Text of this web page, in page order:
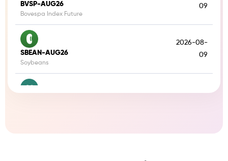
PALLAD
Friday
BVSP-AUG26
Bovespa Index Future
09
SBEAN-AUG26
Soybeans
2026-08-
09
2026-08-